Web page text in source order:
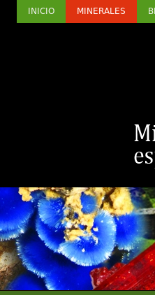
INICIO MINERALES